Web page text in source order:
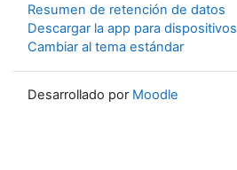
Resumen de retención de datos
Descargar la app para
Cambiar al tema estándar
Desarrollado por Moodle